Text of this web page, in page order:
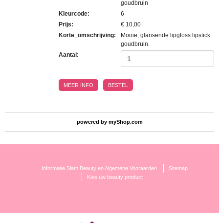
goudbruin
Kleurcode:
6
Prijs:
€ 10,00
Korte_omschrijving:
Mooie, glansende lipgloss lipstick
goudbruin.
Aantal:
MEER INFO BESTEL
powered by myShop.com
Informatie Siam Beauty en Algemene Vooraarden
Sitemap
Kies uw beauty product